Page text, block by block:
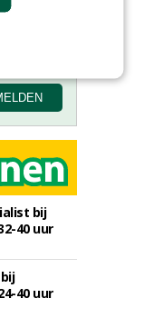
bij
40 uur
40 uur